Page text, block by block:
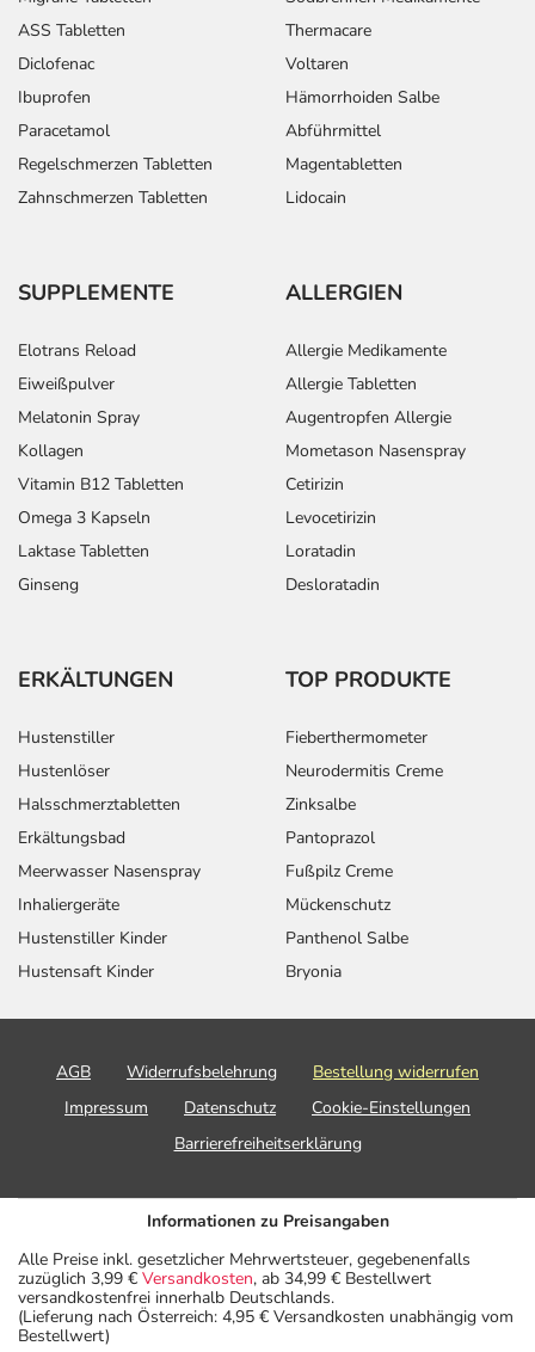
ASS Tabletten
Diclofenac
Ibuprofen
Paracetamol
Regelschmerzen Tabletten
Zahnschmerzen Tabletten
Thermacare
Voltaren
Hämorrhoiden Salbe
Abführmittel
Magentabletten
Lidocain
SUPPLEMENTE
Elotrans Reload
Eiweißpulver
Melatonin Spray
Kollagen
Vitamin B12 Tabletten
Omega 3 Kapseln
Laktase Tabletten
Ginseng
ALLERGIEN
Allergie Medikamente
Allergie Tabletten
Augentropfen Allergie
Mometason Nasenspray
Cetirizin
Levocetirizin
Loratadin
Desloratadin
ERKÄLTUNGEN
Hustenstiller
Hustenlöser
Halsschmerztabletten
Erkältungsbad
Meerwasser Nasenspray
Inhaliergeräte
Hustenstiller Kinder
Hustensaft Kinder
TOP PRODUKTE
Fieberthermometer
Neurodermitis Creme
Zinksalbe
Pantoprazol
Fußpilz Creme
Mückenschutz
Panthenol Salbe
Bryonia
AGB Widerrufsbelehrung
Bestellung widerrufen
Impressum
Datenschutz
Cookie-Einstellungen
Barrierefreiheitserklärung
Informationen zu Preisangaben
Alle Preise inkl. gesetzlicher Mehrwertsteuer, gegebenenfalls
zuzüglich 3,99 € Versandkosten, ab 34,99 € Bestellwert
versandkostenfrei innerhalb Deutschlands.
(Lieferung nach Österreich: 4,95 € Versandkosten unabhängig vom
Bestellwert)